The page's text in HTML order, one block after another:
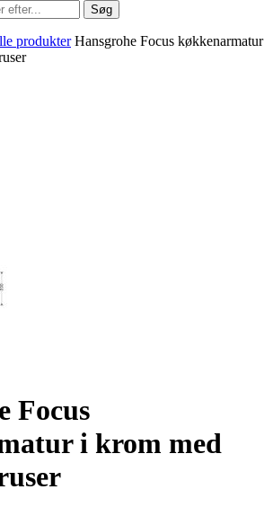
Søg
produkter Hansgrohe Focus køkkenarmatur
Focus
i krom med